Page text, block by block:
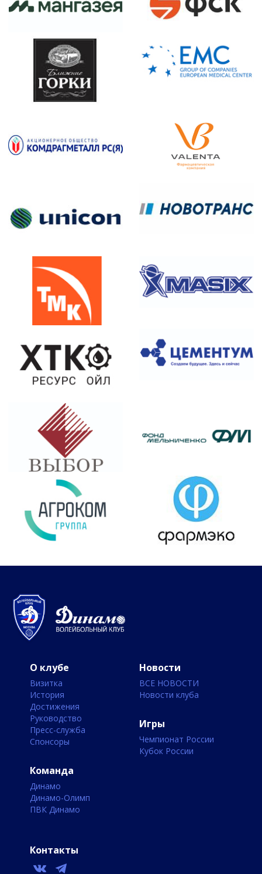
О клубе
Визитка
История
Достижения
Руководство
Пресс-служба
Спонсоры
Команда
Динамо
Динамо-Олимп
ПВК Динамо
Новости
ВСЕ НОВОСТИ
Новости клуба
Игры
Чемпионат России
Кубок России
Контакты